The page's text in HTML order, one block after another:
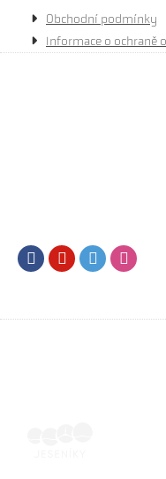
Obchodní podmínky
Informace o ochraně
FacebookYoutubeTwitter